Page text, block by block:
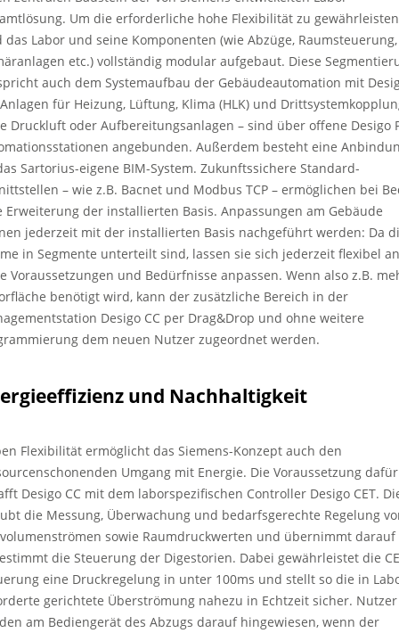
Um die erforderliche hohe Flexibilität zu
das Labor und seine Komponenten (wie Abzüge, Raumsteuerung,
etc.) vollständig modular aufgebaut. Diese
auch dem Systemaufbau der Gebäudeautomation mit
Anlagen für Heizung, Lüftung, Klima (HLK) und
Druckluft oder Aufbereitungsanlagen – sind über offene Desigo
angebunden. Außerdem besteht eine
Sartorius-eigene BIM-System. Zukunftssichere Standard-
– wie z.B. Bacnet und Modbus TCP – ermöglichen bei
Erweiterung der installierten Basis. Anpassungen am Gebäude
jederzeit mit der installierten Basis nachgeführt werden: Da
in Segmente unterteilt sind, lassen sie sich jederzeit flexibel an
Voraussetzungen und Bedürfnisse anpassen. Wenn also z.B.
benötigt wird, kann der zusätzliche Bereich in der
Desigo CC per Drag&Drop und ohne weitere
dem neuen Nutzer zugeordnet werden.
und Nachhaltigkeit
Flexibilität ermöglicht das Siemens-Konzept auch den
Umgang mit Energie. Die Voraussetzung dafür
Desigo CC mit dem laborspezifischen Controller Desigo CET.
die Messung, Überwachung und bedarfsgerechte Regelung
sowie Raumdruckwerten und übernimmt darauf
die Steuerung der Digestorien. Dabei gewährleistet die
eine Druckregelung in unter 100ms und stellt so die in
gerichtete Überströmung nahezu in Echtzeit sicher. Nutzer
am Bediengerät des Abzugs darauf hingewiesen, wenn der